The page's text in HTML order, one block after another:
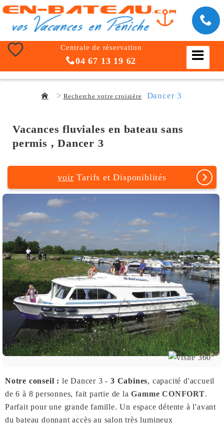
Centrale de réservation
04 67 13 19 62
Recherche votre croisière Dancer 3
Vacances fluviales en bateau sans
permis , Dancer 3
voir Tarifs et Disponiblités
Notre conseil : le Dancer 3 -3 Cabines, capacité d'accueil
de 6 à 8 personnes, fait partie de laGamme CONFORT.
Parfait pour une grande famille. Un espace détente à l'avant
du bateau donnant accès au salon très lumineux